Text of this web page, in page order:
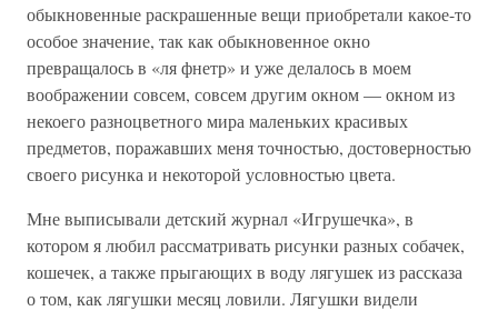
обыкновенные раскрашенные вещи приобретали какое-то
особое значение, так как обыкновенное окно
превращалось в «ля фнетр» и уже делалось в моем
воображении совсем, совсем другим окном — окном из
некоего разноцветного мира маленьких красивых
предметов, поражавших меня точностью, достоверностью
своего рисунка и некоторой условностью цвета.
Мне выписывали детский журнал «Игрушечка», в
котором я любил рассматривать рисунки разных собачек,
кошечек, а также прыгающих в воду лягушек из рассказа
о том, как лягушки месяц ловили. Лягушки видели